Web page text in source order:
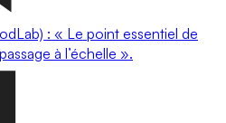
: « Le point essentiel de
à l’échelle ».